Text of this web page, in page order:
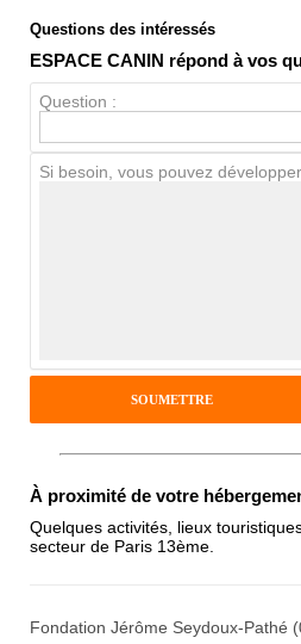
Note globale
Antispam - Combien font 7x4 (en
chiffres) :
Questions des intéressés
ESPACE CANIN répond à vos
Question :
Si besoin, vous pouvez
À proximité de votre
Quelques activités, lieux
secteur de Paris 13ème.
Fondation Jérôme Seydoux-Pathé